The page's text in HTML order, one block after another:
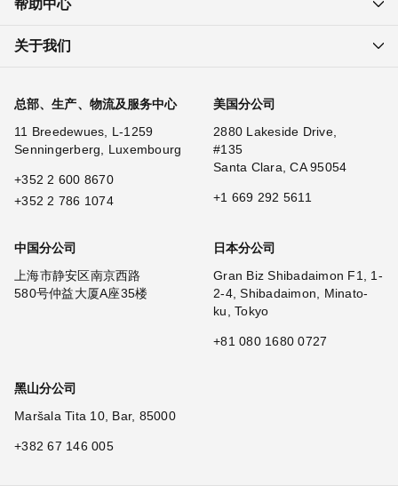
帮助中心
关于我们
总部、生产、物流及服务中心
11 Breedewues, L-1259
Senningerberg, Luxembourg
+352 2 600 8670
+352 2 786 1074
美国分公司
2880 Lakeside Drive,
#135
Santa Clara, CA 95054
+1 669 292 5611
中国分公司
上海市静安区南京西路
580号仲益大厦A座35楼
日本分公司
Gran Biz Shibadaimon F1, 1-
2-4, Shibadaimon, Minato-
ku, Tokyo
+81 080 1680 0727
黑山分公司
Maršala Tita 10, Bar, 85000
+382 67 146 005